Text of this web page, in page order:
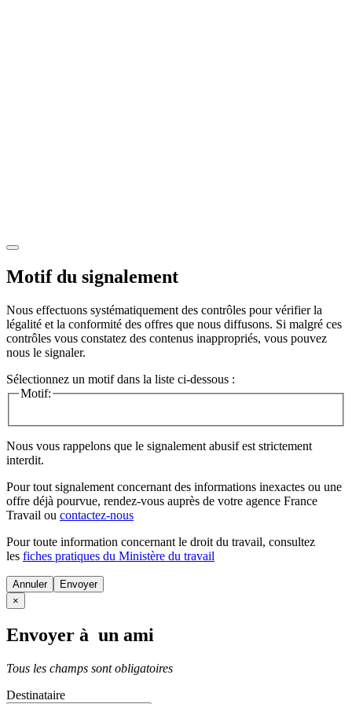
Motif du signalement
Nous effectuons systématiquement des contrôles pour vérifier la
légalité et la conformité des offres que nous diffusons. Si malgré ces
contrôles vous constatez des contenus inappropriés, vous pouvez
nous le signaler.
Sélectionnez un motif dans la liste ci-dessous :
Motif:
Nous vous rappelons que le signalement abusif est strictement
interdit.
Pour tout signalement concernant des informations inexactes ou une
offre déjà pourvue, rendez-vous auprès de votre agence France
Travail ou contactez-nous
Pour toute information concernant le droit du travail, consultez
les fiches pratiques du Ministère du travail
Annuler
×
Envoyer à un ami
Tous les champs sont obligatoires
Destinataire